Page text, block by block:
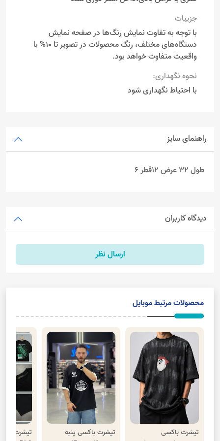
جزییات
با توجه به تفاوت نمایش رنگ‌ها در صفحه نمایش
دستگاه‌های مختلف، رنگ محصولات در تصویر تا 10% با
واقعیت متفاوت خواهد بود.
نحوه نگهداری:
با احتیاط نگهداری شود
راهنمای سایز
طول 32 عرض 12قطر 6
دیدگاه کاربران
ارسال نظر
محصولات مرتبط موبایل
تیشرت باکسی
تیشرت باکسی پنبه
تیشرت